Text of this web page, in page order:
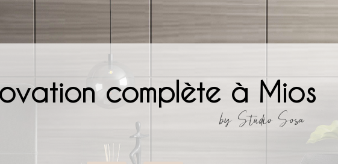
complète à Mios
by Studio Sosa